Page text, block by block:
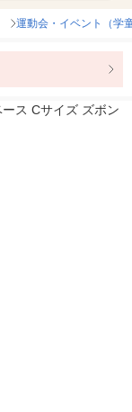
運動会・イベント（学